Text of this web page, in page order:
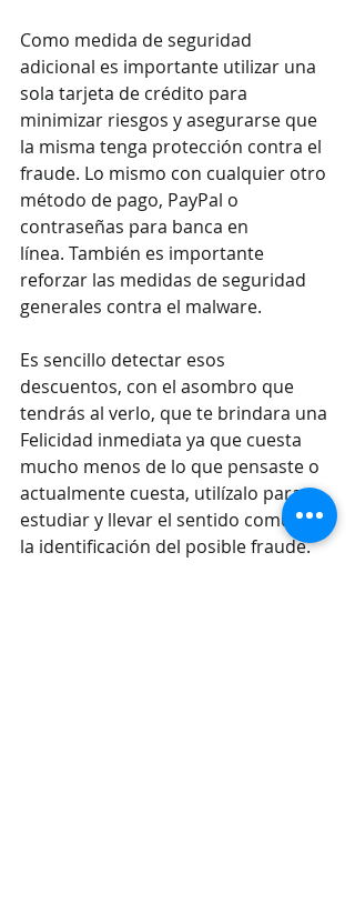
Como medida de seguridad
adicional es importante utilizar una
sola tarjeta de crédito para
minimizar riesgos y asegurarse que
la misma tenga protección contra el
fraude. Lo mismo con cualquier otro
método de pago, PayPal o
contraseñas para banca en
línea. También es importante
reforzar las medidas de seguridad
generales contra el malware.
Es sencillo detectar esos
descuentos, con el asombro que
tendrás al verlo, que te brindara una
Felicidad inmediata ya que cuesta
mucho menos de lo que pensaste o
actualmente cuesta, utilízalo para
estudiar y llevar el sentido común a
la identificación del posible fraude.